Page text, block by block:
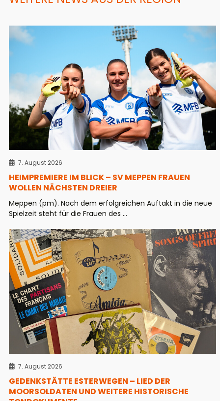
7. August 2026
HEIMPREMIERE IM BLICK – SV MEPPEN FRAUEN
WOLLEN NÄCHSTEN DREIER
Meppen (pm). Nach dem erfolgreichen Auftakt in die neue
Spielzeit steht für die Frauen des ...
7. August 2026
GEDENKSTÄTTE ESTERWEGEN – LIED DER
MOORSOLDATEN UND WEITERE HISTORISCHE